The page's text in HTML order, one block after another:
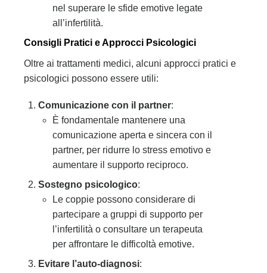
nel superare le sfide emotive legate
all’infertilità.
Consigli Pratici e Approcci Psicologici
Oltre ai trattamenti medici, alcuni approcci pratici e
psicologici possono essere utili:
Comunicazione con il partner:
È fondamentale mantenere una
comunicazione aperta e sincera con il
partner, per ridurre lo stress emotivo e
aumentare il supporto reciproco.
Sostegno psicologico:
Le coppie possono considerare di
partecipare a gruppi di supporto per
l’infertilità o consultare un terapeuta
per affrontare le difficoltà emotive.
Evitare l’auto-diagnosi: